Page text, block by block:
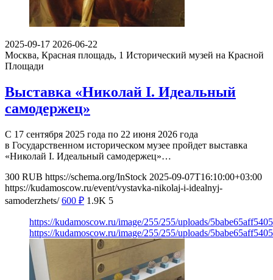
2025-09-17 2026-06-22
Москва, Красная площадь, 1 Исторический музей на Красной
Площади
Выставка «Николай I. Идеальный
самодержец»
С 17 сентября 2025 года по 22 июня 2026 года
в Государственном историческом музее пройдет выставка
«Николай I. Идеальный самодержец»…
300 RUB https://schema.org/InStock 2025-09-07T16:10:00+03:00
https://kudamoscow.ru/event/vystavka-nikolaj-i-idealnyj-
samoderzhets/ 600 ₽ 1.9K 5
https://kudamoscow.ru/image/255/255/uploads/
https://kudamoscow.ru/image/255/255/uploads/